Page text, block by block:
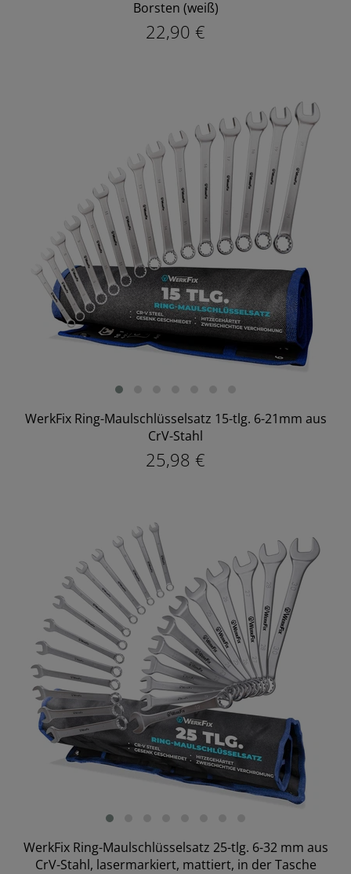
Borsten (weiß)
22,90 €
WerkFix Ring-Maulschlüsselsatz 15-tlg. 6-21mm aus
CrV-Stahl
25,98 €
WerkFix Ring-Maulschlüsselsatz 25-tlg. 6-32 mm aus
CrV-Stahl, lasermarkiert, mattiert, in der Tasche